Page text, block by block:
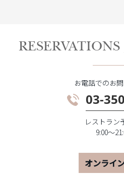
お電話でのお
03-
レストラン
9:00～
オンライ